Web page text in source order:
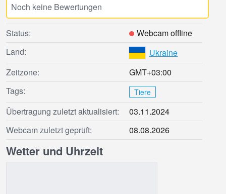
Noch keine Bewertungen
Status:
Webcam offline
Land:
Ukraine
Zeitzone:
GMT+03:00
Tags:
Tiere
Übertragung zuletzt aktualisiert:
03.11.2024
Webcam zuletzt geprüft:
08.08.2026
Wetter und Uhrzeit